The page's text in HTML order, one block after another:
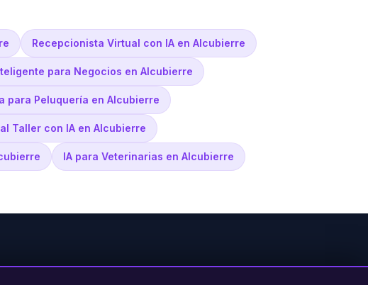
Recepcionista Virtual con IA en Alcubierre
para Negocios en Alcubierre
para Peluquería en Alcubierre
Taller con IA en Alcubierre
IA para Veterinarias en Alcubierre